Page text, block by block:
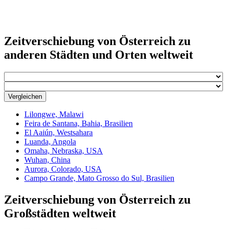
Zeitverschiebung von Österreich zu
anderen Städten und Orten weltweit
Vergleichen
Lilongwe, Malawi
Feira de Santana, Bahia, Brasilien
El Aaiún, Westsahara
Luanda, Angola
Omaha, Nebraska, USA
Wuhan, China
Aurora, Colorado, USA
Campo Grande, Mato Grosso do Sul, Brasilien
Zeitverschiebung von Österreich zu
Großstädten weltweit